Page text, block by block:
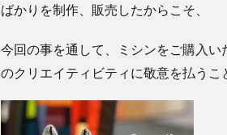
ばかりを制作、販売したからこそ、
今回の事を通して、ミシンをご購入
のクリエイティビティに敬意を払うこ